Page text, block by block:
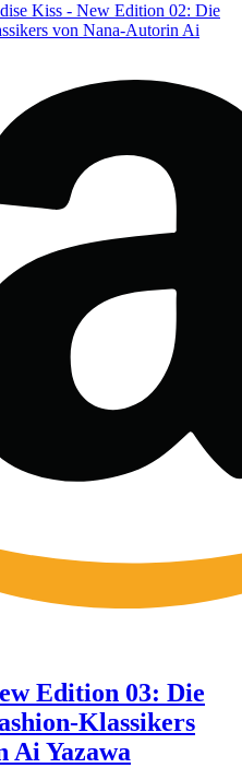
Kiss - New Edition 02: Die
von Nana-Autorin Ai
Edition 03: Die
Klassikers
Ai Yazawa